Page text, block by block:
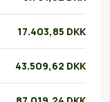
17.403,85 DKK
43.509,62 DKK